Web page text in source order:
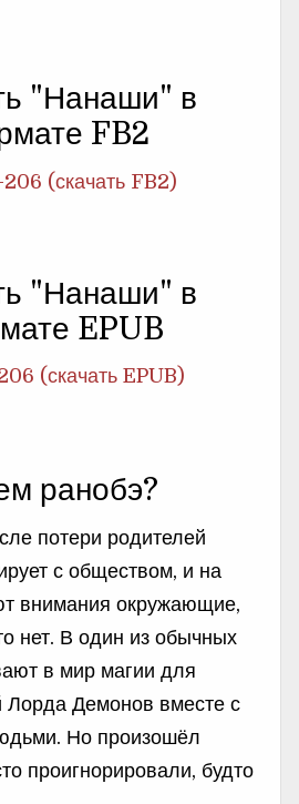
"Нанаши" в
FB2
(скачать FB2)
"Нанаши" в
EPUB
(скачать EPUB)
ранобэ?
потери родителей
с обществом, и на
внимания окружающие,
нет. В один из обычных
в мир магии для
Лорда Демонов вместе с
Но произошёл
проигнорировали, будто